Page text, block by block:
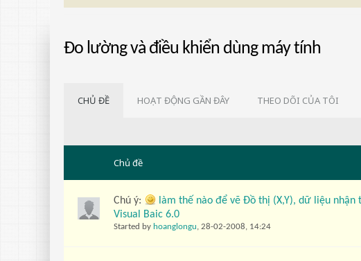
Đo lường và điều khiển dùng máy tính
CHỦ ĐỀ HOẠT ĐỘNG GẦN ĐÂY THEO DÕI CỦA TÔI
Chủ đề
Chú ý:
làm thế nào để vẽ Đồ thị (X,Y), dữ liệu
Visual Baic 6.0
Started by hoanglongu, 28-02-2008, 14:24